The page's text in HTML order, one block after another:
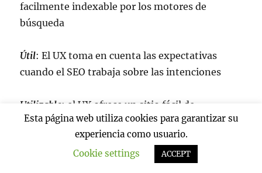
facilmente indexable por los motores de
búsqueda
Útil: El UX toma en cuenta las expectativas
cuando el SEO trabaja sobre las intenciones
Utilizable: el UX ofrece un sitio fácil de
navegación que incita a los visitante volver al
Esta página web utiliza cookies para garantizar su
experiencia como usuario.
Cookie settings
ACCEPT